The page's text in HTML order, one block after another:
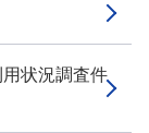
状況調査件